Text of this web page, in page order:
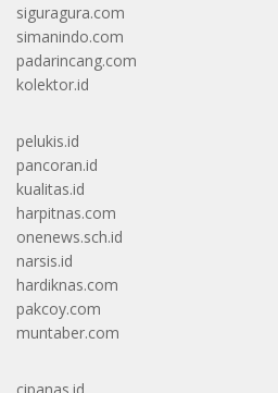
siguragura.com
simanindo.com
padarincang.com
kolektor.id
pelukis.id
pancoran.id
kualitas.id
harpitnas.com
onenews.sch.id
narsis.id
hardiknas.com
pakcoy.com
muntaber.com